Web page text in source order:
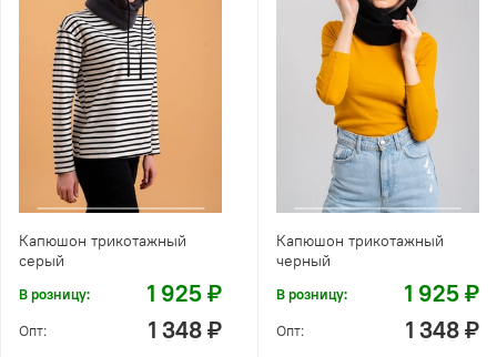
Капюшон трикотажный
серый
В розницу: 1 925 ₽
Опт: 1 348 ₽
Капюшон трикотажный
черный
В розницу: 1 925 ₽
Опт: 1 348 ₽